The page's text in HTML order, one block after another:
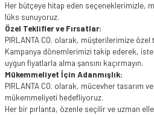
Her bütçeye hitap eden seçeneklerimizle,
lüks sunuyoruz.
Özel Teklifler ve Fırsatlar:
PIRLANTA CO. olarak, müşterilerimize
Kampanya dönemlerimizi takip ederek,
uygun fiyatlarla alma şansını kaçırmayın.
Mükemmeliyet İçin Adanmışlık:
PIRLANTA CO. olarak, mücevher tasarım
mükemmeliyeti hedefliyoruz.
Her bir pırlanta, özenle seçilir ve uzman